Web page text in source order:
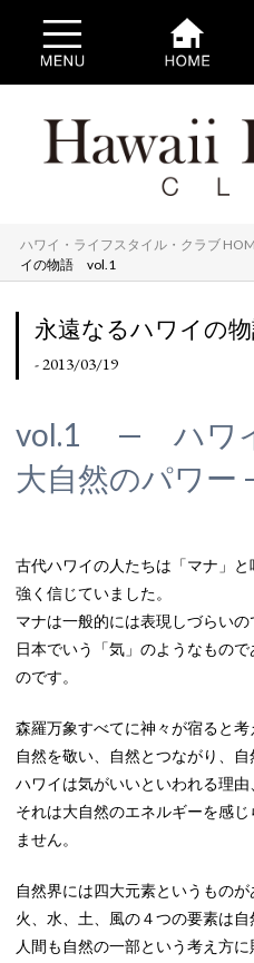
ハワイ・ライフスタイル・クラブ
イの物語 vol.1
永遠なるハワイの
- 2013/03/19
vol.1 — ハワイ
大自然のパワー
古代ハワイの人たちは「マナ」
強く信じていました。
マナは一般的には表現しづらいの
日本でいう「気」のようなもの
のです。
森羅万象すべてに神々が宿ると考
自然を敬い、自然とつながり、自
ハワイは気がいいといわれる理由
それは大自然のエネルギーを感
ません。
自然界には四大元素というものが
火、水、土、風の４つの要素は自
人間も自然の一部という考え方